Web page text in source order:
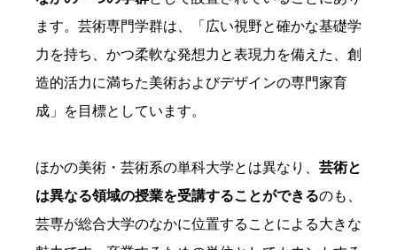
ます。芸術専門学群は、「広い視野と確かな基礎学
力を持ち、かつ柔軟な発想力と表現力を備えた、創
造的活力に満ちた美術およびデザインの専門家育
成」を目標としています。
ほかの美術・芸術系の単科大学とは異なり、 芸術と
は異なる領域の授業を受講することができるのも、
芸専が総合大学のなかに位置することによる大きな